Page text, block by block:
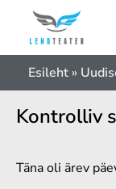
Esileht »
Kontrolliv
Täna oli ärev